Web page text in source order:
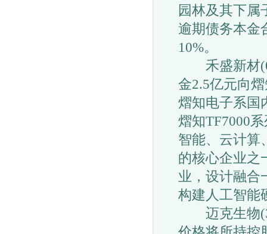
园林及其下属
逾期债务本金
10%。
禾盛新材
金2.5亿元向
熠知电子系国
熠知TF7000
智能、云计算
的核心企业之
业，设计融合
构建人工智能
迈克生物